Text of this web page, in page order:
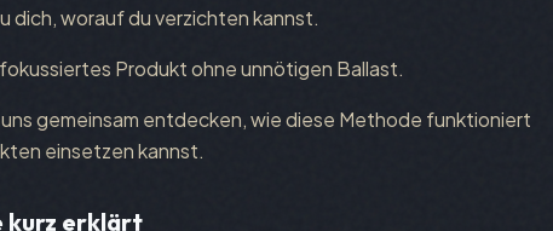
dich, worauf du verzichten kannst.
Produkt ohne unnötigen Ballast.
gemeinsam entdecken, wie diese Methode funktioniert
einsetzen kannst.
kurz erklärt